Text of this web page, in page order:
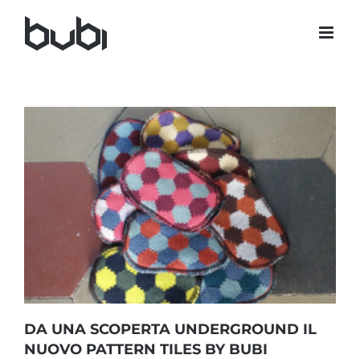
contenuto
DA UNA SCOPERTA UNDERGROUND IL
NUOVO PATTERN TILES BY BUBI